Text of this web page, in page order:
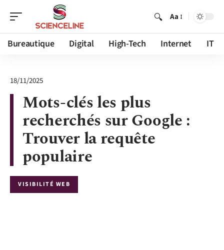
Aa
Bureautique Digital High-Tech Internet IT
18/11/2025
Mots-clés les plus
recherchés sur Google :
Trouver la requête
populaire
VISIBILITÉ WEB